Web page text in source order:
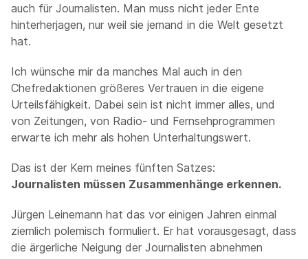
auch für Journalisten. Man muss nicht jeder Ente
hinterherjagen, nur weil sie jemand in die Welt gesetzt
hat.
Ich wünsche mir da manches Mal auch in den
Chefredaktionen größeres Vertrauen in die eigene
Urteilsfähigkeit. Dabei sein ist nicht immer alles, und
von Zeitungen, von Radio- und Fernsehprogrammen
erwarte ich mehr als hohen Unterhaltungswert.
Das ist der Kern meines fünften Satzes:
Journalisten müssen Zusammenhänge erkennen.
Jürgen Leinemann hat das vor einigen Jahren einmal
ziemlich polemisch formuliert. Er hat vorausgesagt, dass
die ärgerliche Neigung der Journalisten abnehmen